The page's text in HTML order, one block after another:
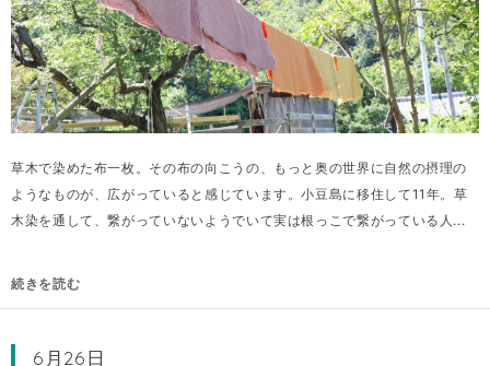
草木で染めた布一枚。その布の向こうの、もっと奥の世界に自然の摂理の
ようなものが、広がっていると感じています。小豆島に移住して11年。草
木染を通して、繋がっていないようでいて実は根っこで繋がっている人...
続きを読む
6月26日